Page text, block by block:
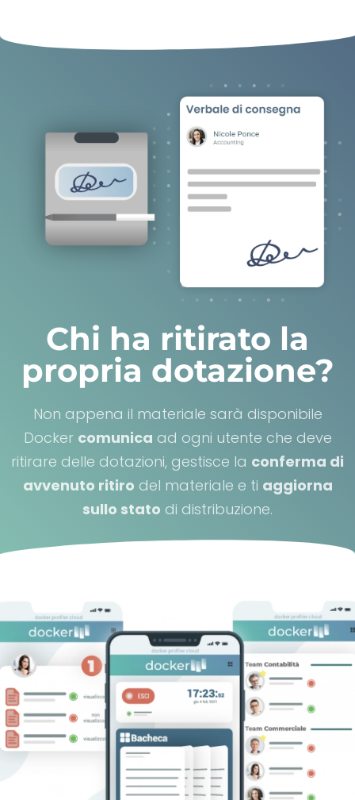
Chi ha ritirato la
propria dotazione?
Non appena il materiale sarà disponibile
Docker comunica ad ogni utente che deve
ritirare delle dotazioni, gestisce la conferma di
avvenuto ritiro del materiale e ti aggiorna
sullo stato di distribuzione.